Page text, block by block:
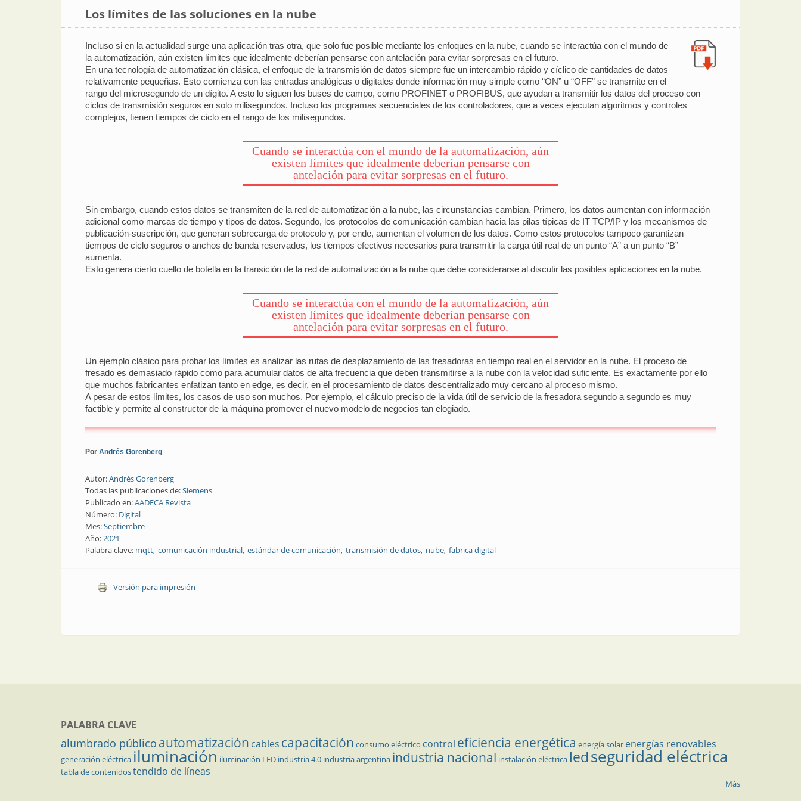
Los límites de las soluciones en la nube
Incluso si en la actualidad surge una aplicación tras otra, que solo fue posible mediante los enfoques en la nube, cuando se interactúa con el mundo de
la automatización, aún existen límites que idealmente deberían pensarse con antelación para evitar sorpresas en el futuro.
En una tecnología de automatización clásica, el enfoque de la transmisión de datos siempre fue un intercambio rápido y cíclico de cantidades de datos
relativamente pequeñas. Esto comienza con las entradas analógicas o digitales donde información muy simple como “ON” u “OFF” se transmite en el
rango del microsegundo de un dígito. A esto lo siguen los buses de campo, como PROFINET o PROFIBUS, que ayudan a transmitir los datos del proceso con
ciclos de transmisión seguros en solo milisegundos. Incluso los programas secuenciales de los controladores, que a veces ejecutan algoritmos y controles
complejos, tienen tiempos de ciclo en el rango de los milisegundos.
Cuando se interactúa con el mundo de la automatización, aún
existen límites que idealmente deberían pensarse con
antelación para evitar sorpresas en el futuro.
Sin embargo, cuando estos datos se transmiten de la red de automatización a la nube, las circunstancias cambian. Primero, los datos aumentan con información
adicional como marcas de tiempo y tipos de datos. Segundo, los protocolos de comunicación cambian hacia las pilas típicas de IT TCP/IP y los mecanismos de
publicación-suscripción, que generan sobrecarga de protocolo y, por ende, aumentan el volumen de los datos. Como estos protocolos tampoco garantizan
tiempos de ciclo seguros o anchos de banda reservados, los tiempos efectivos necesarios para transmitir la carga útil real de un punto “A” a un punto “B”
aumenta.
Esto genera cierto cuello de botella en la transición de la red de automatización a la nube que debe considerarse al discutir las posibles aplicaciones en la nube.
Cuando se interactúa con el mundo de la automatización, aún
existen límites que idealmente deberían pensarse con
antelación para evitar sorpresas en el futuro.
Un ejemplo clásico para probar los límites es analizar las rutas de desplazamiento de las fresadoras en tiempo real en el servidor en la nube. El proceso de
fresado es demasiado rápido como para acumular datos de alta frecuencia que deben transmitirse a la nube con la velocidad suficiente. Es exactamente por ello
que muchos fabricantes enfatizan tanto en edge, es decir, en el procesamiento de datos descentralizado muy cercano al proceso mismo.
A pesar de estos límites, los casos de uso son muchos. Por ejemplo, el cálculo preciso de la vida útil de servicio de la fresadora segundo a segundo es muy
factible y permite al constructor de la máquina promover el nuevo modelo de negocios tan elogiado.
Por Andrés Gorenberg
Autor:Andrés Gorenberg
Todas las publicaciones de:Siemens
Publicado en:AADECA Revista
Número: Digital
Mes:Septiembre
Año:2021
Palabra clave: mqtt comunicación industrial estándar de comunicación transmisión de datos nube fabrica digital
Versión para impresión
PALABRA CLAVE
alumbrado público automatización cables capacitación consumo eléctrico control eficiencia energética energía solar energías renovables
generación eléctrica iluminación iluminación LED industria 4.0 industria argentina industria nacional instalación eléctrica ledseguridad eléctrica
tabla de contenidostendido de líneas
Más